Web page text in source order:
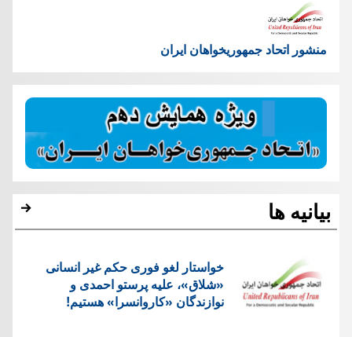
منشور اتحاد جمهوریخواهان ایران
بیانیه ها
خواستار لغو فوری حکم غیر انسانی
«شلاق»، علیه پرستو احمدی و
نوازندگان «کاروانسرا» هستیم!